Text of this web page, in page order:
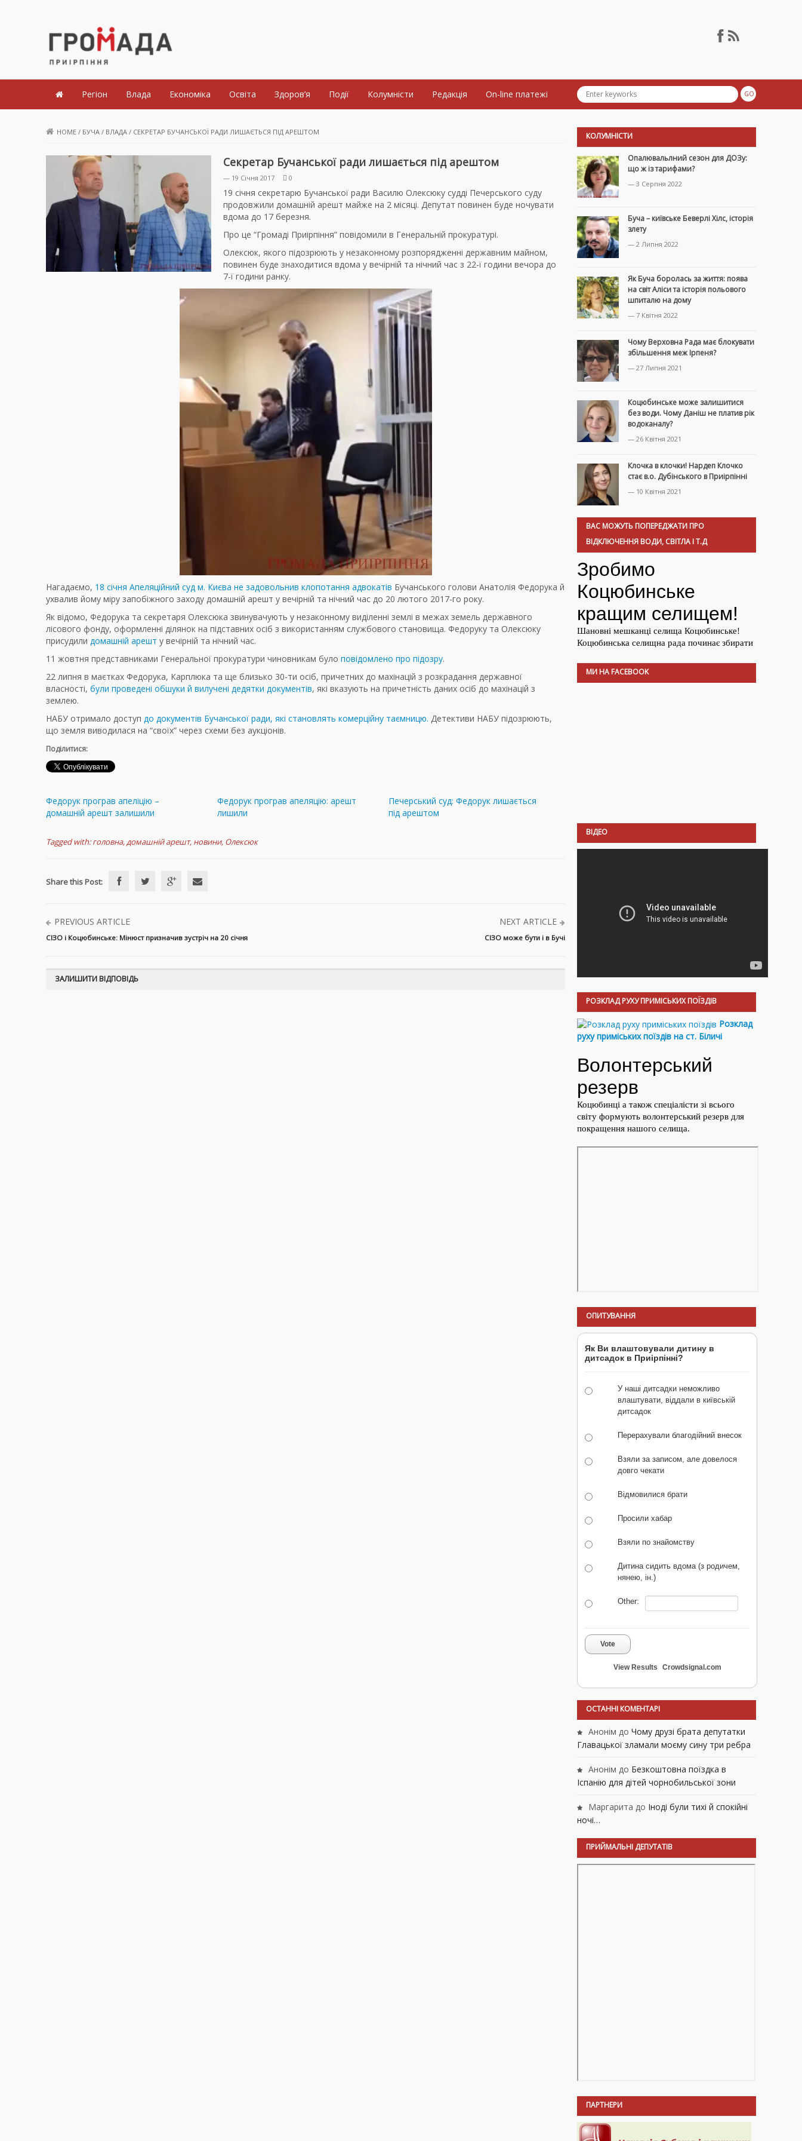
Громада Приірпіння
Регіон Влада Економіка Освіта Здоров’я Події Колумністи Редакція On-line платежі
HOME / БУЧА / ВЛАДА / СЕКРЕТАР БУЧАНСЬКОЇ РАДИ ЛИШАЄТЬСЯ ПІД АРЕШТОМ
Секретар Бучанської ради лишається під арештом
— 19 Січня 2017 0
19 січня секретарю Бучанської ради Василю Олексюку судді Печерського суду
продовжили домашній арешт майже на 2 місяці. Депутат повинен буде ночувати
вдома до 17 березня.
Про це “Громаді Приірпіння” повідомили в Генеральній прокуратурі.
Олексюк, якого підозрюють у незаконному розпорядженні державним майном,
повинен буде знаходитися вдома у вечірній та нічний час з 22-ї години вечора до
7-ї години ранку.
Нагадаємо, 18 січня Апеляційний суд м. Києва не задовольнив клопотання адвокатів Бучанського голови Анатолія Федорука й
ухвалив йому міру запобіжного заходу домашній арешт у вечірній та нічний час до 20 лютого 2017-го року.
Як відомо, Федорука та секретаря Олексюка звинувачують у незаконному виділенні землі в межах земель державного
лісового фонду, оформленні ділянок на підставних осіб з використанням службового становища. Федоруку та Олексюку
присудили домашній арешт у вечірній та нічний час.
11 жовтня представниками Генеральної прокуратури чиновникам було повідомлено про підозру.
22 липня в маєтках Федорука, Карплюка та ще близько 30-ти осіб, причетних до махінацій з розкрадання державної
власності, були проведені обшуки й вилучені дедятки документів, які вказують на причетність даних осіб до махінацій з
землею.
НАБУ отримало доступ до документів Бучанської ради, які становлять комерційну таємницю. Детективи НАБУ підозрюють,
що земля виводилася на “своїх” через схеми без аукціонів.
Поділитися:
Федорук програв апеліцію –
домашній арешт залишили
Федорук програв апеляцію: арешт
лишили
Печерський суд: Федорук лишається
під арештом
Tagged with: головна,домашній арешт, новини, Олексюк
Share this Post:
PREVIOUS ARTICLE
СІЗО і Коцюбинське: Мінюст призначив зустріч на 20 січня
NEXT ARTICLE
СІЗО може бути і в Бучі
ЗАЛИШИТИ ВІДПОВІДЬ
КОЛУМНІСТИ
Опалювальлний сезон для ДОЗу:
що ж із тарифами?
— 3 Серпня 2022
Буча – київське Беверлі Хілс, історія
злету
— 2 Липня 2022
Як Буча боролась за життя: поява
на світ Аліси та історія польового
шпиталю на дому
— 7 Квітня 2022
Чому Верховна Рада має блокувати
збільшення меж Ірпеня?
— 27 Липня 2021
Коцюбинське може залишитися
без води. Чому Даніш не платив рік
водоканалу?
— 26 Квітня 2021
Клочка в клочки! Нардеп Клочко
стає в.о. Дубінського в Приірпінні
— 10 Квітня 2021
ВАС МОЖУТЬ ПОПЕРЕДЖАТИ ПРО
ВІДКЛЮЧЕННЯ ВОДИ, СВІТЛА І Т.Д
МИ НА FACEBOOK
ВІДЕО
РОЗКЛАД РУХУ ПРИМІСЬКИХ ПОЇЗДІВ
Розклад
руху приміських поїздів на ст. Біличі
ОПИТУВАННЯ
Як Ви влаштовували дитину в
дитсадок в Приірпінні?
У наші дитсадки неможливо
влаштувати, віддали в київській
дитсадок
Перерахували благодійний внесок
Взяли за записом, але довелося
довго чекати
Відмовилися брати
Просили хабар
Взяли по знайомству
Дитина сидить вдома (з родичем,
нянею, ін.)
Other:
Vote
View Results Crowdsignal.com
ОСТАННІ КОМЕНТАРІ
Анонім до Чому друзі брата депутатки
Главацької зламали моєму сину три ребра
Анонім до Безкоштовна поїздка в
Іспанію для дітей чорнобильської зони
Маргарита до Іноді були тихі й спокійні
ночі…
ПРИЙМАЛЬНІ ДЕПУТАТІВ
ПАРТНЕРИ